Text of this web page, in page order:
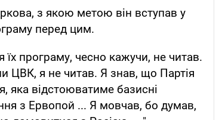
з якою метою він вступав у
перед цим.
їх програму, чесно кажучи, не читав.
ЦВК, я не читав. Я знав, що Партія
яка відстоюватиме базисні
з Ервопой ... Я мовчав, бо думав,